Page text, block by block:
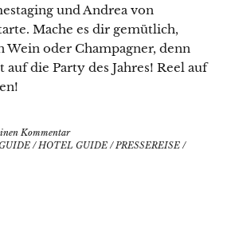
und Andrea von
Mache es dir gemütlich,
Wein oder Champagner, denn
die Party des Jahres! Reel auf
Kommentar
/HOTEL GUIDE /PRESSEREISE /